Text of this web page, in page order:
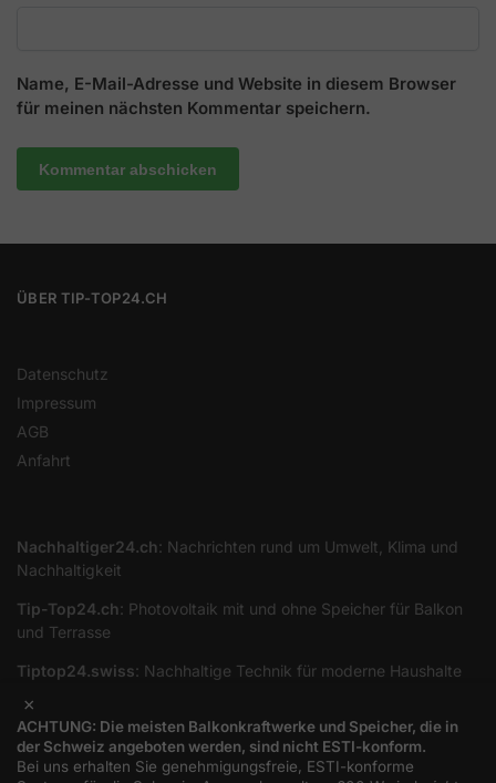
Name, E-Mail-Adresse und Website in diesem Browser
für meinen nächsten Kommentar speichern.
ÜBER TIP-TOP24.CH
Datenschutz
Impressum
AGB
Anfahrt
Nachhaltiger24.ch: Nachrichten rund um Umwelt, Klima und
Nachhaltigkeit
Tip-Top24.ch: Photovoltaik mit und ohne Speicher für Balkon
und Terrasse
Tiptop24.swiss: Nachhaltige Technik für moderne Haushalte
Zahlungsarten
Rechnung
×
ACHTUNG: Die meisten Balkonkraftwerke und Speicher, die in
der Schweiz angeboten werden, sind nicht ESTI-konform.
Bei uns erhalten Sie genehmigungsfreie, ESTI-konforme